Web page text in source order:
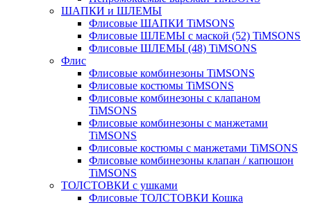
ШАПКИ и ШЛЕМЫ
Флисовые ШАПКИ TiMSONS
Флисовые ШЛЕМЫ с маской (52) TiMSONS
Флисовые ШЛЕМЫ (48) TiMSONS
Флис
Флисовые комбинезоны TiMSONS
Флисовые костюмы TiMSONS
Флисовые комбинезоны с клапаном
TiMSONS
Флисовые комбинезоны с манжетами
TiMSONS
Флисовые костюмы с манжетами TiMSONS
Флисовые комбинезоны клапан / капюшон
TiMSONS
ТОЛСТОВКИ с ушками
Флисовые ТОЛСТОВКИ Кошка